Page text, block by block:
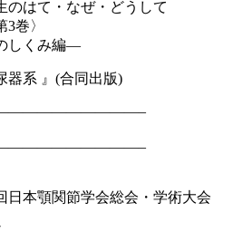
のはて・なぜ・どうして
巻〉
しくみ編―
器系 』(合同出版)
日本顎関節学会総会・学術大会